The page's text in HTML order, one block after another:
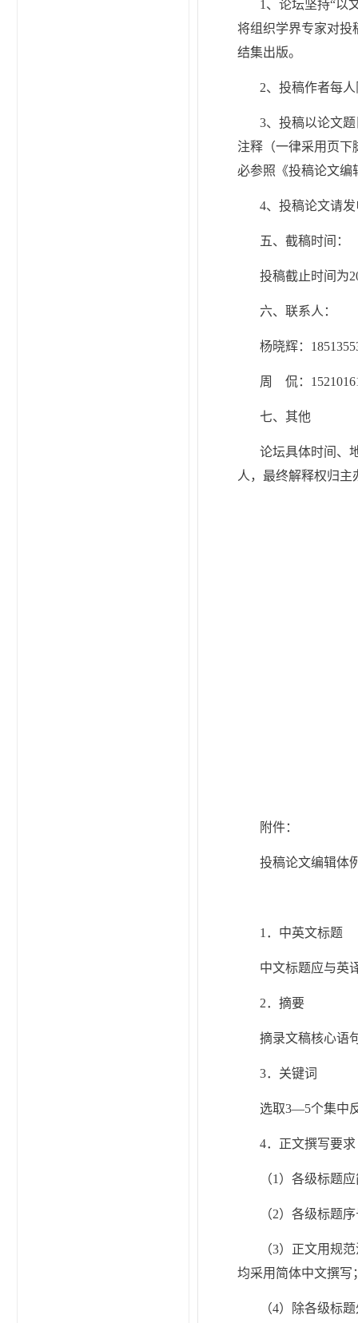
1、论坛坚持“以
将组织学界专家对投
结集出版。
2、投稿作者每
3、投稿以论文
注释（一律采用页下
必参照《投稿论文编
4、投稿论文请发
五、截稿时间：
投稿截止时间为
六、联系人：
杨晓辉：
周 侃：
七、其他
论坛具体时间、
人，最终解释权归主
附件：
投稿论文编辑体
1．中英文标题
中文标题应与英
2．摘要
摘录文稿核心语
3．关键词
选取3—5个集中
4．正文撰写要求
（1）各级标题
（2）各级标题
（3）正文用规
均采用简体中文撰写
（4）除各级标